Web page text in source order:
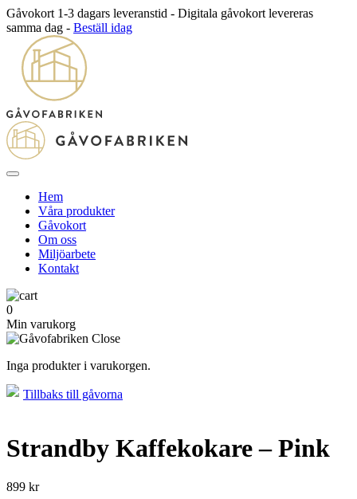
Gåvokort 1-3 dagars leveranstid - Digitala gåvokort levereras
samma dag - Beställ idag
Hem
Våra produkter
Gåvokort
Om oss
Miljöarbete
Kontakt
0
Min varukorg
Inga produkter i varukorgen.
Tillbaks till gåvorna
Strandby Kaffekokare – Pink
899 kr